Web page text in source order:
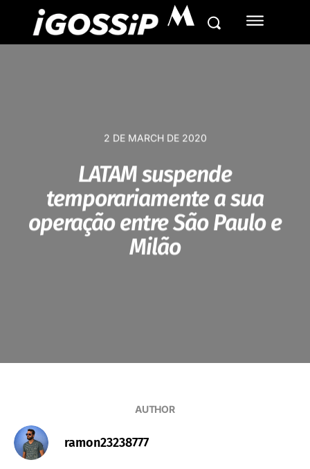
M
2 DE MARCH DE 2020
LATAM suspende
temporariamente a sua
operação entre São Paulo e
Milão
AUTHOR
ramon23238777